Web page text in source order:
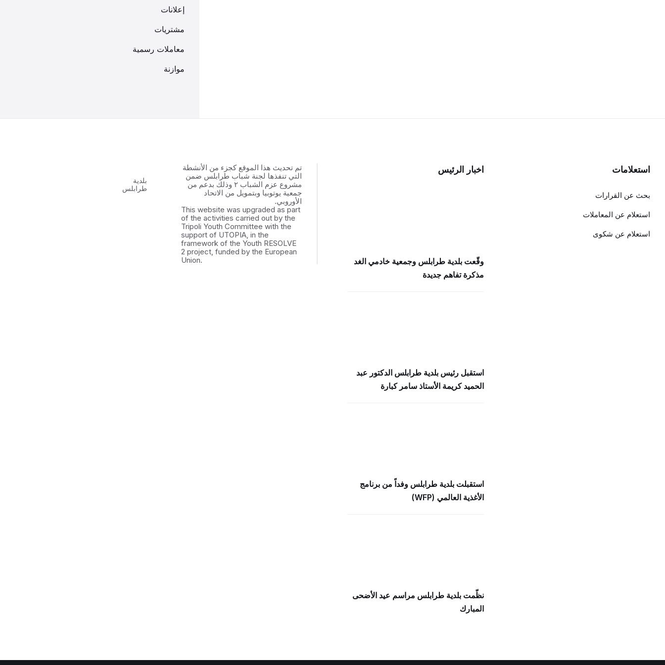
إعلانات
مشتريات
معاملات رسمية
موازنة
استعلامات
بحث عن القرارات
استعلام عن المعاملات
استعلام عن شكوى
اخبار الرئيس
وقّعت بلدية طرابلس وجمعية خادمي الغد
مذكرة تفاهم جديدة
استقبل رئيس بلدية طرابلس الدكتور عبد
الحميد كريمة الأستاذ سامر كبارة
استقبلت بلدية طرابلس وفداً من برنامج
الأغذية العالمي (WFP)
نظّمت بلدية طرابلس مراسم عيد الأضحى
المبارك
تم تحديث هذا الموقع كجزء من الأنشطة
التي تنفذها لجنة شباب طرابلس ضمن
مشروع عزم الشباب ٢ وذلك بدعم من
جمعية يوتوبيا وبتمويل من الاتحاد
الأوروبي.
This website was upgraded as part
of the activities carried out by the
Tripoli Youth Committee with the
support of UTOPIA, in the
framework of the Youth RESOLVE
2 project, funded by the European
Union.
بلدية
طرابلس